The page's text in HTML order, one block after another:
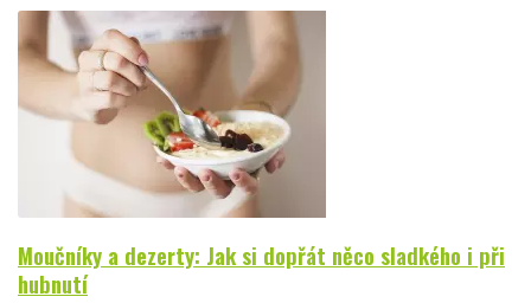
Moučníky a dezerty: Jak si dopřát něco sladkého i při
hubnutí